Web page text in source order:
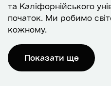
та Каліфорнійського
початок. Ми робимо
кожному.
Проєкт реалізовано
Міністерством освіти і
Показати ще